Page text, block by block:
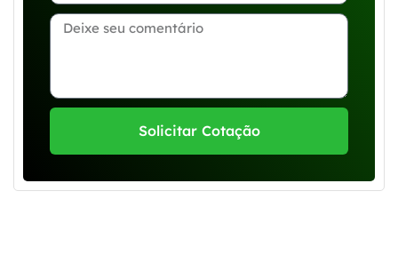
Solicitar Cotação